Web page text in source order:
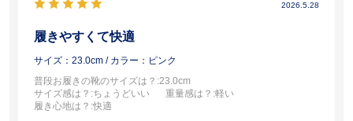
2026.5.28
履きやすくて快適
サイズ：23.0cm / カラー：ピンク
普段お履きの靴のサイズは？ :23.0cm
サイズ感は？ :ちょうどいい 重量感は？ :軽い
履き心地は？ :快適